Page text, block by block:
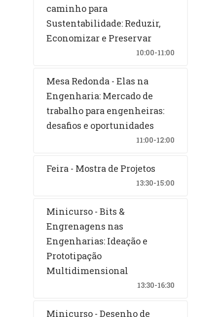
caminho para
Sustentabilidade: Reduzir,
Economizar e Preservar
10:00-11:00
Mesa Redonda - Elas na
Engenharia: Mercado de
trabalho para engenheiras:
desafios e oportunidades
11:00-12:00
Feira - Mostra de Projetos
13:30-15:00
Minicurso - Bits &
Engrenagens nas
Engenharias: Ideação e
Prototipação
Multidimensional
13:30-16:30
Minicurso - Desenho de